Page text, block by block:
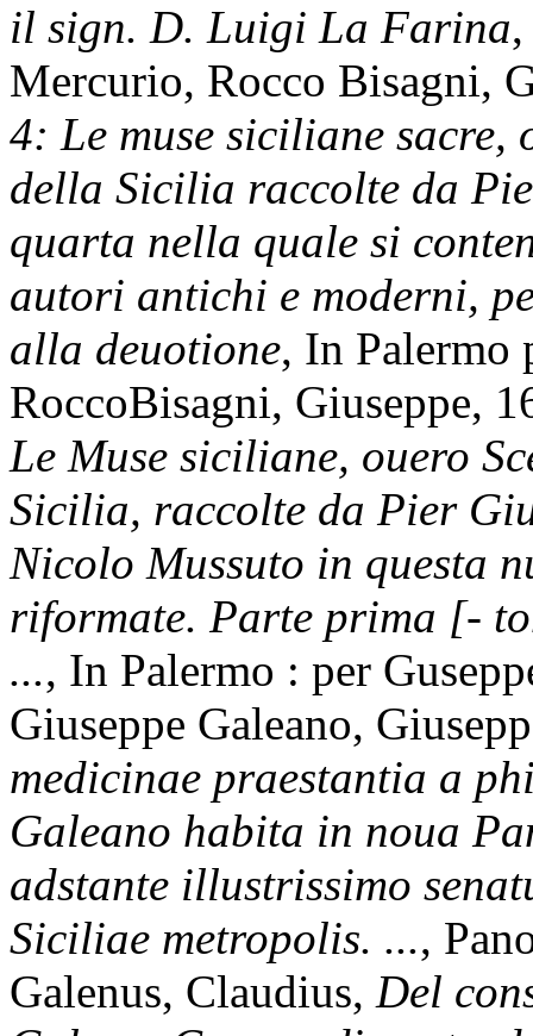
il sign. D. Luigi La Farina
Mercurio, Rocco Bisagni,
4: Le muse siciliane sacre,
della Sicilia raccolte da
quarta nella quale si
autori antichi e moderni,
alla deuotione, In Palermo
RoccoBisagni, Giuseppe,
Le Muse siciliane, ouero
Sicilia, raccolte da Pier
Nicolo Mussuto in questa
riformate. Parte prima [-
..., In Palermo : per
Giuseppe Galeano,
medicinae praestantia a
Galeano habita in noua
adstante illustrissimo
Siciliae metropolis. ...,
Galenus, Claudius, Del